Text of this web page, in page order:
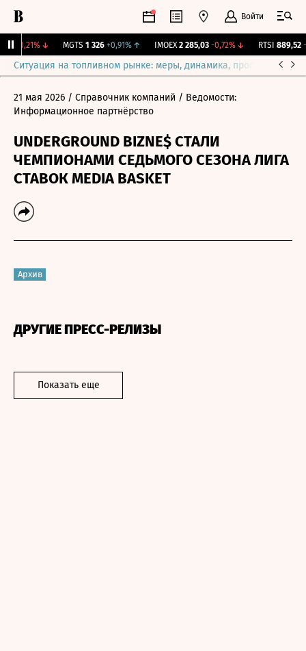
Войти
-0,21% ↓ MGTS 1 326 +0,91% ↑ IMOEX 2 285,03 -0,72%↓ RTSI 889,52 -
Ситуация на топливном рынке: меры, динамика, прогнозы
21 мая 2026 / Справочник компаний / Ведомости:
Информационное партнёрство
UNDERGROUND BIZNE$ СТАЛИ
ЧЕМПИОНАМИ СЕДЬМОГО СЕЗОНА ЛИГА
СТАВОК MEDIA BASKET
Архив
ДРУГИЕ ПРЕСС-РЕЛИЗЫ
Показать еще